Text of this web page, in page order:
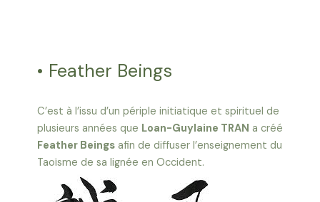
• Feather Beings
C’est à l’issu d’un périple initiatique et spirituel de
plusieurs années que Loan-Guylaine TRAN a créé
Feather Beingsafin de diffuser l’enseignement du
Taoïsme de sa lignée en Occident.